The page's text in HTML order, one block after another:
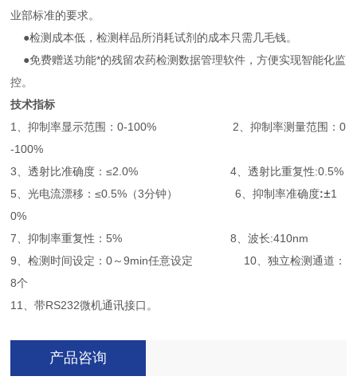
业部标准的要求。
●检测成本低，检测样品所消耗试剂的成本只需几毛钱。
●免费赠送功能*的残留农药检测数据管理软件，方便实现智能化监
控。
技术指标
1、抑制率显示范围：0-100% 2、抑制率测量范围：0
-100%
3、透射比准确度：≤2.0% 4、透射比重复性:0.5%
5、光电流漂移：≤0.5%（3分钟） 6、抑制率准确度:±1
0%
7、抑制率重复性：5% 8、波长:410nm
9、检测时间设定：0～9min任意设定 10、独立检测通道：
8个
11、带RS232微机通讯接口。
产品咨询